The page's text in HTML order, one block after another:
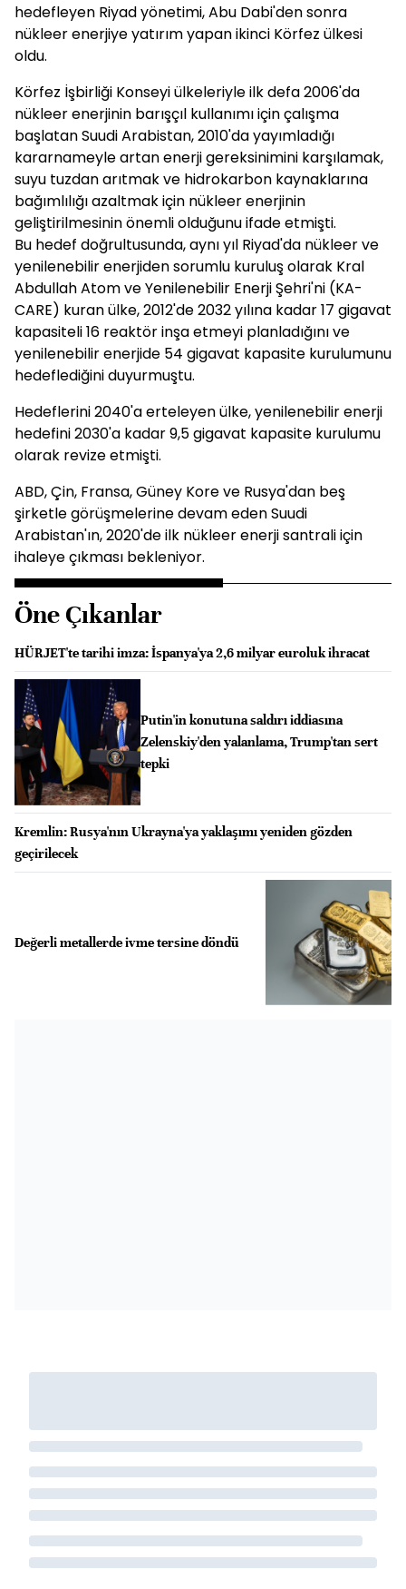
hedefleyen Riyad yönetimi, Abu Dabi'den sonra
nükleer enerjiye yatırım yapan ikinci Körfez ülkesi
oldu.
Körfez İşbirliği Konseyi ülkeleriyle ilk defa 2006'da
nükleer enerjinin barışçıl kullanımı için çalışma
başlatan Suudi Arabistan, 2010'da yayımladığı
kararnameyle artan enerji gereksinimini karşılamak,
suyu tuzdan arıtmak ve hidrokarbon kaynaklarına
bağımlılığı azaltmak için nükleer enerjinin
geliştirilmesinin önemli olduğunu ifade etmişti.
Bu hedef doğrultusunda, aynı yıl Riyad'da nükleer ve
yenilenebilir enerjiden sorumlu kuruluş olarak Kral
Abdullah Atom ve Yenilenebilir Enerji Şehri'ni (KA-
CARE) kuran ülke, 2012'de 2032 yılına kadar 17 gigavat
kapasiteli 16 reaktör inşa etmeyi planladığını ve
yenilenebilir enerjide 54 gigavat kapasite kurulumunu
hedeflediğini duyurmuştu.
Hedeflerini 2040'a erteleyen ülke, yenilenebilir enerji
hedefini 2030'a kadar 9,5 gigavat kapasite kurulumu
olarak revize etmişti.
ABD, Çin, Fransa, Güney Kore ve Rusya'dan beş
şirketle görüşmelerine devam eden Suudi
Arabistan'ın, 2020'de ilk nükleer enerji santrali için
ihaleye çıkması bekleniyor.
Öne Çıkanlar
HÜRJET'te tarihi imza: İspanya'ya 2,6 milyar euroluk ihracat
Putin'in konutuna saldırı iddiasına
Zelenskiy'den yalanlama, Trump'tan sert
tepki
Kremlin: Rusya'nın Ukrayna'ya yaklaşımı yeniden gözden
geçirilecek
Değerli metallerde ivme tersine döndü